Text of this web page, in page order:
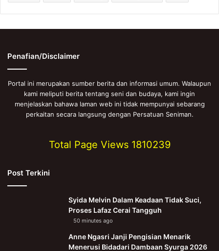
Penafian/Disclaimer
Portal ini merupakan sumber berita dan informasi umum. Walaupun
kami meliputi berita tentang seni dan budaya, kami ingin
menjelaskan bahawa laman web ini tidak mempunyai sebarang
perkaitan secara langsung dengan Persatuan Seniman.
Total Page Views 1810239
Post Terkini
Syida Melvin Dalam Keadaan Tidak Suci,
Proses Lafaz Cerai Tangguh
50 minutes ago
Anne Ngasri Janji Pengisian Menarik
Menerusi Bidadari Dambaan Syurga 2026